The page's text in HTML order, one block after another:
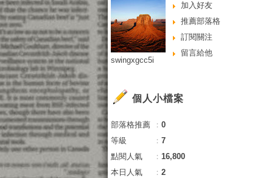
加入好友
推薦部落格
訂閱關注
留言給他
swingxgcc5i
個人小檔案
部落格推薦 ： 0
等級
： 7
點閱人氣
： 16,800
本日人氣
： 2